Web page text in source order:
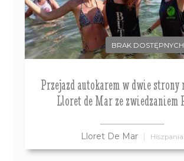
BRAK
Przejazd autokarem w dwie strony
Lloret de Mar ze zwiedzaniem
Lloret De Mar Hiszpania